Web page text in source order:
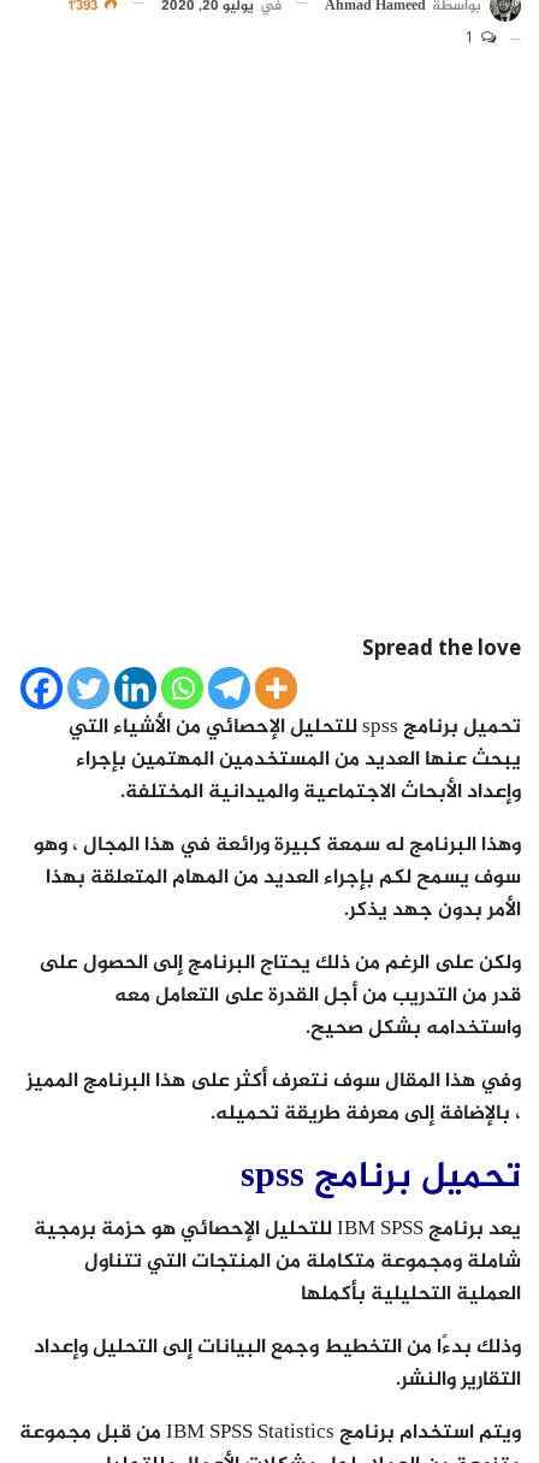
بواسطة Ahmad Hameed في يوليو 20, 2020
Spread the love
تحميل برنامج spss للتحليل الإحصائي من الأشياء التي
يبحث عنها العديد من المستخدمين المهتمين بإجراء
وإعداد الأبحاث الاجتماعية والميدانية المختلفة.
وهذا البرنامج له سمعة كبيرة ورائعة في هذا المجال ، وهو
سوف يسمح لكم بإجراء العديد من المهام المتعلقة بهذا
الأمر بدون جهد يذكر.
ولكن على الرغم من ذلك يحتاج البرنامج إلى الحصول على
قدر من التدريب من أجل القدرة على التعامل معه
واستخدامه بشكل صحيح.
وفي هذا المقال سوف نتعرف أكثر على هذا البرنامج المميز
، بالإضافة إلى معرفة طريقة تحميله.
تحميل برنامج spss
يعد برنامج IBM SPSS للتحليل الإحصائي هو حزمة برمجية
شاملة ومجموعة متكاملة من المنتجات التي تتناول
العملية التحليلية بأكملها
وذلك بدءًا من التخطيط وجمع البيانات إلى التحليل وإعداد
التقارير والنشر.
ويتم استخدام برنامج IBM SPSS Statistics من قبل مجموعة